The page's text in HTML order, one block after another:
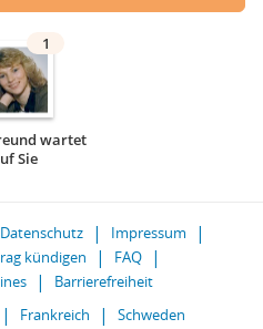
1
wartet
Sie
Datenschutz
Impressum
kündigen
FAQ
Barrierefreiheit
Frankreich Schweden